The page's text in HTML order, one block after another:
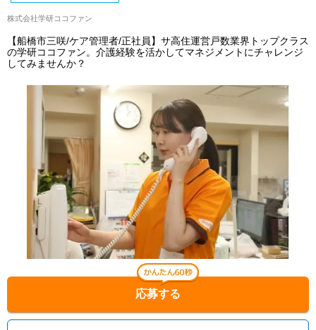
応募する
株式会社学研ココファン
【船橋市三咲/ケア管理者/正社員】サ高住運営戸数業界トップクラス
の学研ココファン。介護経験を活かしてマネジメントにチャレンジ
してみませんか？